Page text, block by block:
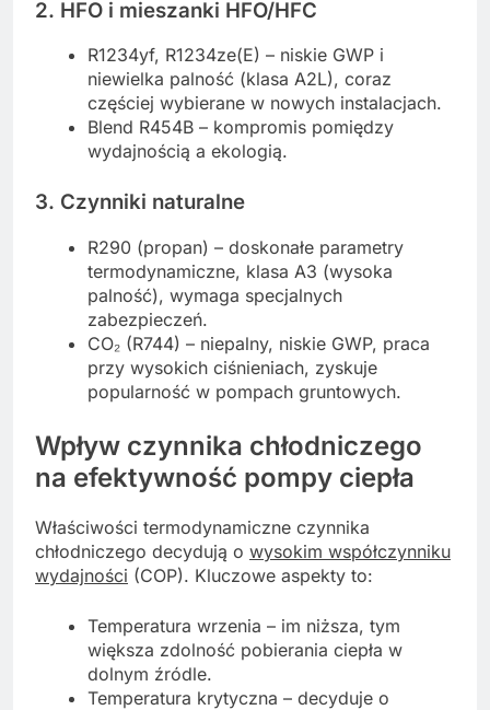
2. HFO i mieszanki HFO/HFC
R1234yf, R1234ze(E) – niskie GWP i
niewielka palność (klasa A2L), coraz
częściej wybierane w nowych instalacjach.
Blend R454B – kompromis pomiędzy
wydajnością a ekologią.
3. Czynniki naturalne
R290 (propan) – doskonałe parametry
termodynamiczne, klasa A3 (wysoka
palność), wymaga specjalnych
zabezpieczeń.
CO₂ (R744) – niepalny, niskie GWP, praca
przy wysokich ciśnieniach, zyskuje
popularność w pompach gruntowych.
Wpływ czynnika chłodniczego
na efektywność pompy ciepła
Właściwości termodynamiczne czynnika
chłodniczego decydują o wysokim współczynniku
wydajności (COP). Kluczowe aspekty to:
Temperatura wrzenia – im niższa, tym
większa zdolność pobierania ciepła w
dolnym źródle.
Temperatura krytyczna – decyduje o